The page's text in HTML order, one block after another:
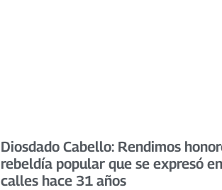
Diosdado Cabello: Rendimos
rebeldía popular que se expresó
calles hace 31 años